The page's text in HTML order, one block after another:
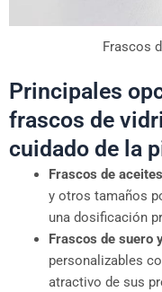
Frascos
Principales
frascos de
cuidado de la
Frascos de
y otros tamaños
una dosificación
Frascos de suero
personalizables
atractivo de sus